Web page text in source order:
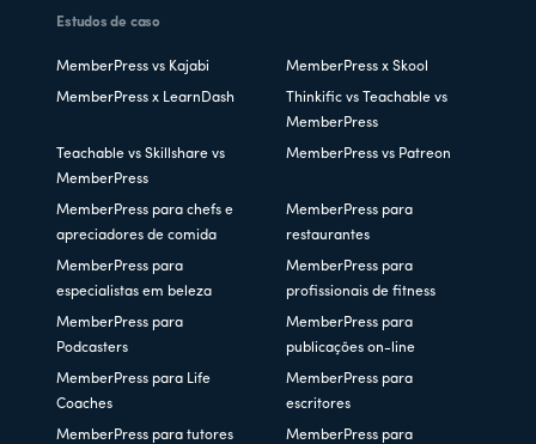
Estudos de caso
MemberPress vs Kajabi MemberPress x Skool
MemberPress x LearnDash
Thinkific vs Teachable vs
MemberPress
Teachable vs Skillshare vs
MemberPress
MemberPress vs Patreon
MemberPress para chefs e
apreciadores de comida
MemberPress para
restaurantes
MemberPress para
especialistas em beleza
MemberPress para
profissionais de fitness
MemberPress para
Podcasters
MemberPress para
publicações on-line
MemberPress para Life
Coaches
MemberPress para
escritores
MemberPress para tutores
MemberPress para